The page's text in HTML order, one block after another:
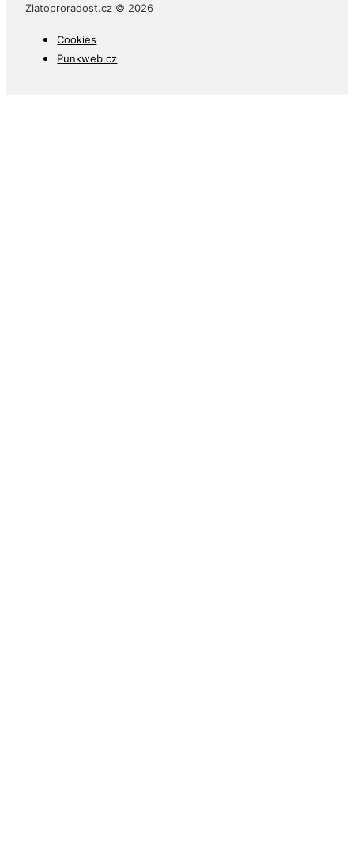
Zlatoproradost.cz © 2026
Cookies
Punkweb.cz